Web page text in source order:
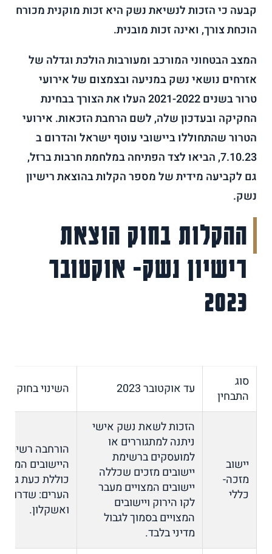
קבעה כי הזכות לנשיאת נשק היא זכות מוקנית מכורח
הוכחת צורך, ואינה זכות מובנית.
המצב הבטחוני המורכב ומעורבות הולכת וגדלה של
אזרחים נושאי נשק במניעה ובצמצום של אירועי
טרור בשנים 2021-2022 העלו את הצורך בבחינת
החקיקה ובעדכון שלה, לשם הרחבת הזכאות. אירועי
הטרור שהתחוללו ביישובי עוטף ישראל והדרום ב
7.10.23, הביאו לצד הפתיחה במלחמת חרבות ברזל,
גם לקביעה מידית של מספר הקלות בהוצאת רישיון
נשק.
ההקלות בחוק הוצאת
רישיון נשק- אוקטובר
2023
סוג
התבחין
עד אוקטובר 2023 השינוי בחוק
יישוב
מזכה-
כללי
הזכות לשאת נשק אישי
ניתנה למתגוררים או
למועסקים ברשימת
יישובים מזכים שכללה
יישובים המצויים מעבר
לקו הירוק ויישובים
המצויים בסמוך לגבול
מדיני בלבד.
הורחבה רשימת
היישובים
כוללת כעת גם
הערים: שדרות,
ואשקלון.